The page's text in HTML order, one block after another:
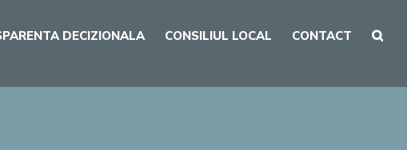
DECIZIONALA CONSILIUL LOCAL CONTACT